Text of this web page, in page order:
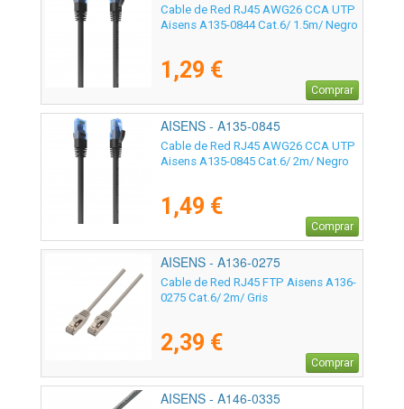
Cable de Red RJ45 AWG26 CCA UTP
Aisens A135-0844 Cat.6/ 1.5m/ Negro
1,29 €
Comprar
AISENS - A135-0845
Cable de Red RJ45 AWG26 CCA UTP
Aisens A135-0845 Cat.6/ 2m/ Negro
1,49 €
Comprar
AISENS - A136-0275
Cable de Red RJ45 FTP Aisens A136-
0275 Cat.6/ 2m/ Gris
2,39 €
Comprar
AISENS - A146-0335